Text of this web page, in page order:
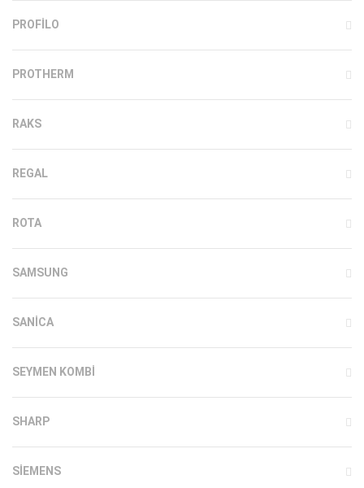
PROFILO
PROTHERM
RAKS
REGAL
ROTA
SAMSUNG
SANICA
SEYMEN KOMBI
SHARP
SIEMENS